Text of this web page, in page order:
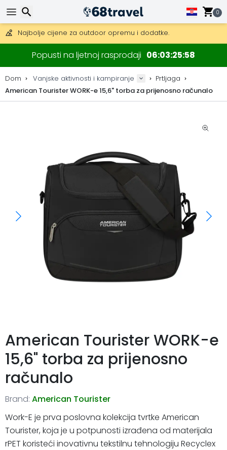
0
Mogućnost slanja DHL Expressom (dostava unutar 24 sata)
30 dana za povrat, 90 dana za drvene karte i dekoracije.
Najbolje cijene za outdoor opremu i dodatke.
Popusti na ljetnoj rasprodaji 06 03 25 58
Dom Vanjske aktivnosti i kampiranje
Prtljaga
American Tourister WORK-e 15,6" torba za prijenosno računalo
American Tourister WORK-e
15,6" torba za prijenosno
računalo
Brand: American Tourister
Work-E je prva poslovna kolekcija tvrtke American
Tourister, koja je u potpunosti izrađena od materijala
rPET koristeći inovativnu tekstilnu tehnologiju Recyclex
Traži